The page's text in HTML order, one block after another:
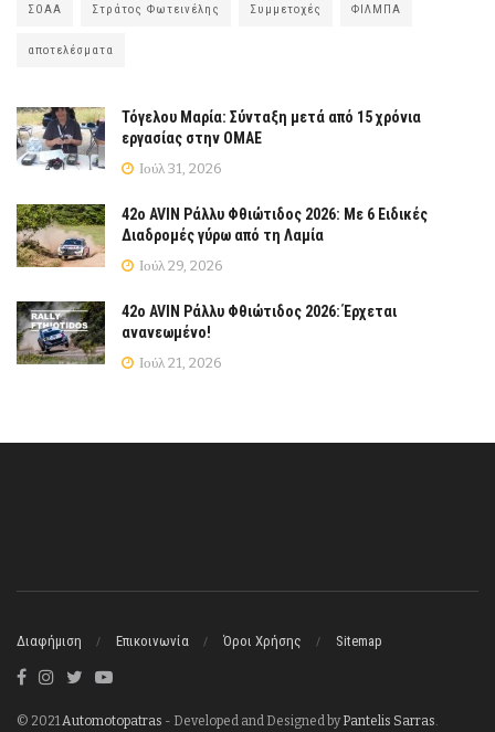
ΣΟΑΑ Στράτος Φωτεινέλης Συμμετοχές ΦΙΛΜΠΑ
αποτελέσματα
Τόγελου Μαρία: Σύνταξη μετά από 15 χρόνια
εργασίας στην ΟΜΑΕ
Ιούλ 31, 2026
42ο AVIN Ράλλυ Φθιώτιδος 2026: Με 6 Ειδικές
Διαδρομές γύρω από τη Λαμία
Ιούλ 29, 2026
42ο AVIN Ράλλυ Φθιώτιδος 2026: Έρχεται
ανανεωμένο!
Ιούλ 21, 2026
Διαφήμιση Επικοινωνία Όροι Χρήσης Sitemap
© 2021Automotopatras - Developed and Designed byPantelis Sarras.